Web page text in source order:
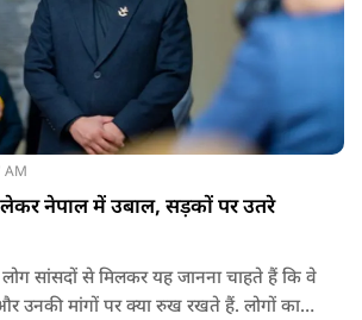
AM
लेकर नेपाल में उबाल, सड़कों पर उतरे
सांसदों से मिलकर यह जानना चाहते हैं कि वे
उनकी मांगों पर क्या रुख रखते हैं. लोगों का